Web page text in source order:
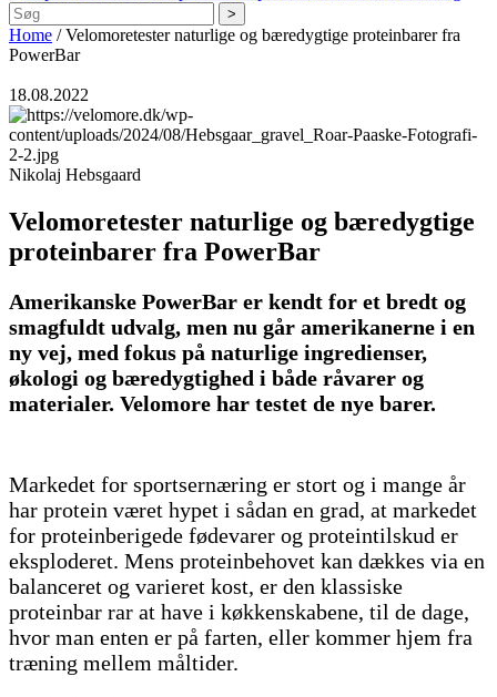
Søg
Home /Velomoretester naturlige og bæredygtige proteinbarer fra
PowerBar
18.08.2022
Nikolaj Hebsgaard
Velomoretester naturlige og bæredygtige
proteinbarer fra PowerBar
Amerikanske PowerBar er kendt for et bredt og
smagfuldt udvalg, men nu går amerikanerne i en
ny vej, med fokus på naturlige ingredienser,
økologi og bæredygtighed i både råvarer og
materialer. Velomore har testet de nye barer.
Markedet for sportsernæring er stort og i mange år
har protein været hypet i sådan en grad, at markedet
for proteinberigede fødevarer og proteintilskud er
eksploderet. Mens proteinbehovet kan dækkes via en
balanceret og varieret kost, er den klassiske
proteinbar rar at have i køkkenskabene, til de dage,
hvor man enten er på farten, eller kommer hjem fra
træning mellem måltider.